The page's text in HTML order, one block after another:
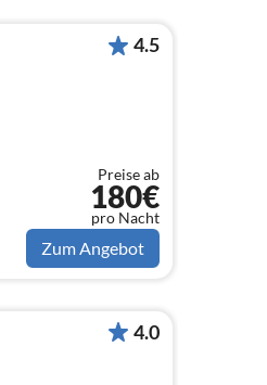
4.5
Preise ab
180€
pro Nacht
Zum Angebot
4.0